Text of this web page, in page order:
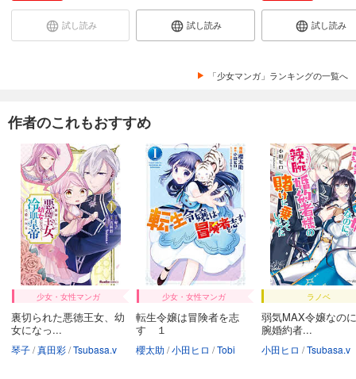
試し読み 試し読み 試し読み
「少女マンガ」ランキングの一覧へ
作者のこれもおすすめ
少女・女性マンガ
裏切られた悪徳王女、幼
女になっ...
琴子 真田彩 Tsubasa.v
少女・女性マンガ
転生令嬢は冒険者を志
す １
櫻太助 小田ヒロ Tobi
ラノベ
弱気MAX令嬢なの
腕婚約者...
小田ヒロ Tsubasa.v